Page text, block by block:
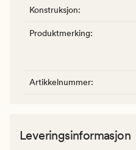
Konstruksjon:
Produktmerking:
Artikkelnummer:
Leveringsinformasjon